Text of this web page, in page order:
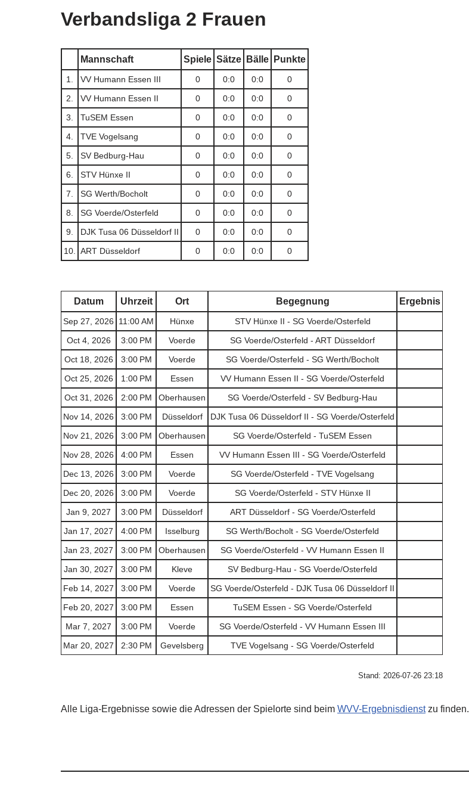
Verbandsliga 2 Frauen
Mannschaft Spiele Sätze Bälle Punkte
1. VV Humann Essen III 0 0:0 0:0
0
2.
VV Humann Essen II 0 0:0 0:0
0
3.
TuSEM Essen 0 0:0 0:0
0
4.
TVE Vogelsang 0 0:0 0:0
0
5.
SV Bedburg-Hau 0 0:0 0:0
0
6.
STV Hünxe II 0 0:0 0:0
0
7.
SG Werth/Bocholt 0 0:0 0:0
0
8.
SG Voerde/Osterfeld 0 0:0 0:0
0
9.
DJK Tusa 06 Düsseldorf II 0 0:0 0:0
0
10.
ART Düsseldorf 0 0:0 0:0 0
Datum Uhrzeit Ort Begegnung Ergebnis
Sep 27, 2026 11:00 AM Hünxe
STV Hünxe II - SG Voerde/Osterfeld
Oct 4, 2026
3:00 PM Voerde
SG Voerde/Osterfeld - ART Düsseldorf
Oct 18, 2026
3:00 PM Voerde
SG Voerde/Osterfeld - SG Werth/Bocholt
Oct 25, 2026
1:00 PM Essen
VV Humann Essen II - SG Voerde/Osterfeld
Oct 31, 2026
2:00 PM Oberhausen
SG Voerde/Osterfeld - SV Bedburg-Hau
Nov 14, 2026
3:00 PM Düsseldorf
DJK Tusa 06 Düsseldorf II - SG Voerde/Osterfeld
Nov 21, 2026
3:00 PM Oberhausen
SG Voerde/Osterfeld - TuSEM Essen
Nov 28, 2026
4:00 PM Essen
VV Humann Essen III - SG Voerde/Osterfeld
Dec 13, 2026
3:00 PM Voerde
SG Voerde/Osterfeld - TVE Vogelsang
Dec 20, 2026
3:00 PM Voerde
SG Voerde/Osterfeld - STV Hünxe II
Jan 9, 2027
3:00 PM Düsseldorf
ART Düsseldorf - SG Voerde/Osterfeld
Jan 17, 2027
4:00 PM Isselburg
SG Werth/Bocholt - SG Voerde/Osterfeld
Jan 23, 2027
3:00 PM Oberhausen
SG Voerde/Osterfeld - VV Humann Essen II
Jan 30, 2027
3:00 PM Kleve
SV Bedburg-Hau - SG Voerde/Osterfeld
Feb 14, 2027
3:00 PM Voerde
SG Voerde/Osterfeld - DJK Tusa 06 Düsseldorf II
Feb 20, 2027
3:00 PM Essen
TuSEM Essen - SG Voerde/Osterfeld
Mar 7, 2027
3:00 PM Voerde
SG Voerde/Osterfeld - VV Humann Essen III
Mar 20, 2027
2:30 PM Gevelsberg TVE Vogelsang - SG Voerde/Osterfeld
Stand: 2026-07-26 23:18
Alle Liga-Ergebnisse sowie die Adressen der Spielorte sind beim WVV-Ergebnisdienstzu finden.